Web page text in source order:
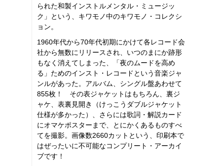
られた和製インストルメンタル・ミュージッ
ク」という、キワモノ中のキワモノ・コレクシ
ョン。
1960年代から70年代初期にかけて各レコード会
社から無数にリリースされ、いつのまにか跡形
もなく消えてしまった、「夜のムードを高め
る」ためのインスト・レコードという音楽ジャ
ンルがあった。アルバム、シングル盤あわせて
855枚！ その表ジャケットはもちろん、裏ジ
ャケ、表裏見開き（けっこうダブルジャケット
仕様が多かった）、さらには歌詞・解説カード
にオマケポスターまで、とにかくあるものすべ
てを撮影。画像数2660カットという、印刷本で
はぜったいに不可能なコンプリート・アーカイ
ブです！